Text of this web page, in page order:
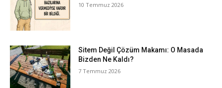
10 Temmuz 2026
Sitem Değil Çözüm Makamı: O Masada
Bizden Ne Kaldı?
7 Temmuz 2026